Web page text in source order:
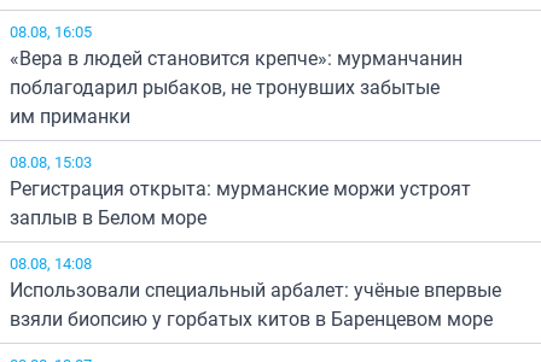
08.08, 16:05
«Вера в людей становится крепче»: мурманчанин
поблагодарил рыбаков, не тронувших забытые
им приманки
08.08, 15:03
Регистрация открыта: мурманские моржи устроят
заплыв в Белом море
08.08, 14:08
Использовали специальный арбалет: учёные впервые
взяли биопсию у горбатых китов в Баренцевом море